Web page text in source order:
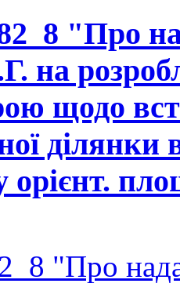
"Про
на
щодо
ділянки
орієнт.
"Про